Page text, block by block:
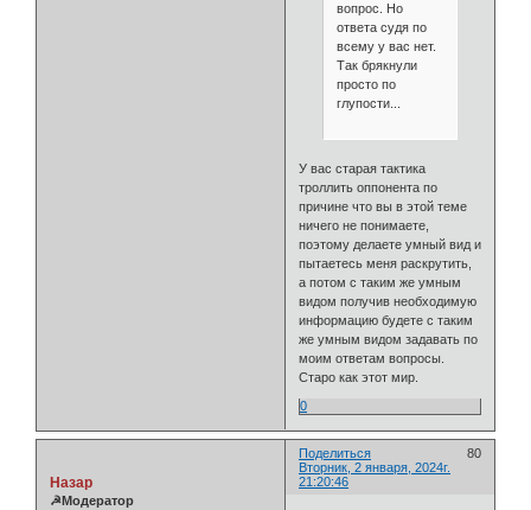
вопрос. Но
ответа судя по
всему у вас нет.
Так брякнули
просто по
глупости...
У вас старая тактика
троллить оппонента по
причине что вы в этой теме
ничего не понимаете,
поэтому делаете умный вид и
пытаетесь меня раскрутить,
а потом с таким же умным
видом получив необходимую
информацию будете с таким
же умным видом задавать по
моим ответам вопросы.
Старо как этот мир.
0
Поделиться
80
Вторник, 2 января, 2024г.
21:20:46
Назар
☭Модератор